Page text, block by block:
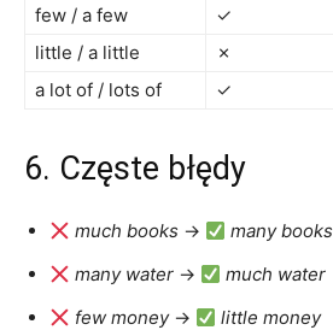
few / a few
✓
little / a little
✗
a lot of / lots of
✓
6. Częste błędy
much books →
many books
many water →
much water
few money→
little money